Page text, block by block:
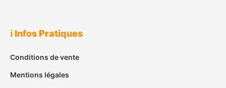
ℹ️ Infos Pratiques
Conditions de vente
Mentions légales